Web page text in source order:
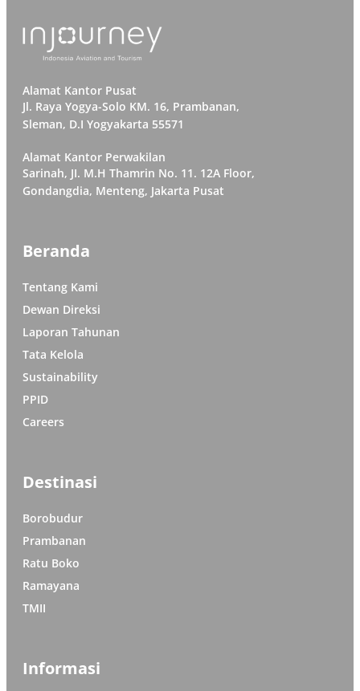
Alamat Kantor Pusat
Jl. Raya Yogya-Solo KM. 16, Prambanan,
Sleman, D.I Yogyakarta 55571
Alamat Kantor Perwakilan
Sarinah, JI. M.H Thamrin No. 11. 12A Floor,
Gondangdia, Menteng, Jakarta Pusat
Beranda
Tentang Kami
Dewan Direksi
Laporan Tahunan
Tata Kelola
Sustainability
PPID
Careers
Destinasi
Borobudur
Prambanan
Ratu Boko
Ramayana
TMII
Informasi